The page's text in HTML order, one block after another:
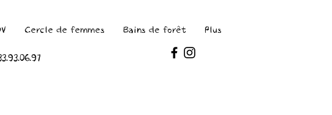
Cercle de femmes Bains de forêt Plus